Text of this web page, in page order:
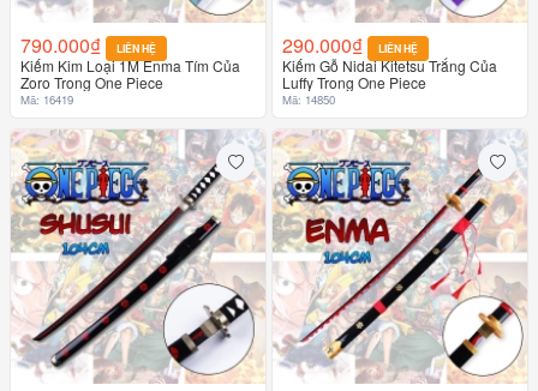
790.000₫ LIÊN HỆ
Kiếm Kim Loại 1M Enma Tím Của
Zoro Trong One Piece
Mã: 16419
290.000₫ LIÊN HỆ
Kiếm Gỗ Nidai Kitetsu Trắng Của
Luffy Trong One Piece
Mã: 14850